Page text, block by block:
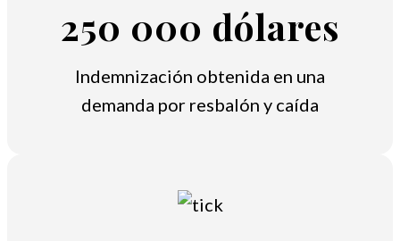
250 000 dólares
Indemnización obtenida en una
demanda por resbalón y caída